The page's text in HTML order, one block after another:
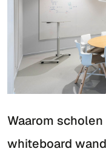
Waarom
whiteboard